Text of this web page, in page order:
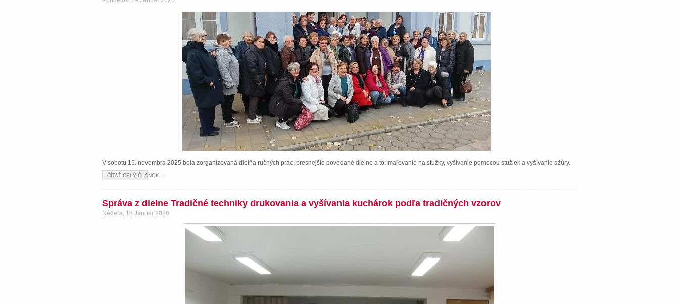
V sobotu 15. novembra 2025 bola zorganizovaná dielňa ručných prác, presnejšie povedané dielne a to: maľovanie na stužky, vyšívanie pomocou stužiek a vyšívanie ažúry.
ČÍTAŤ CELÝ ČLÁNOK...
Správa z dielne Tradičné techniky drukovania a vyšívania kuchárok podľa tradičných vzorov
Nedeľa, 18 Január 2026